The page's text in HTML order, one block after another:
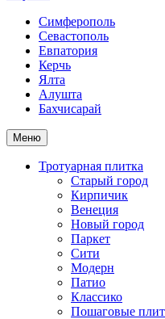
Симферополь
Севастополь
Евпатория
Керчь
Ялта
Алушта
Бахчисарай
Меню
Тротуарная плитка
Старый город
Кирпичик
Венеция
Новый город
Паркет
Сити
Модерн
Патио
Классико
Пошаговые